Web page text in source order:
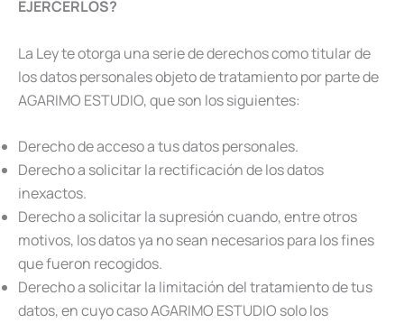
EJERCERLOS?
La Ley te otorga una serie de derechos como titular de
los datos personales objeto de tratamiento por parte de
AGARIMO ESTUDIO, que son los siguientes:
Derecho de acceso a tus datos personales.
Derecho a solicitar la rectificación de los datos
inexactos.
Derecho a solicitar la supresión cuando, entre otros
motivos, los datos ya no sean necesarios para los fines
que fueron recogidos.
Derecho a solicitar la limitación del tratamiento de tus
datos, en cuyo caso AGARIMO ESTUDIO solo los